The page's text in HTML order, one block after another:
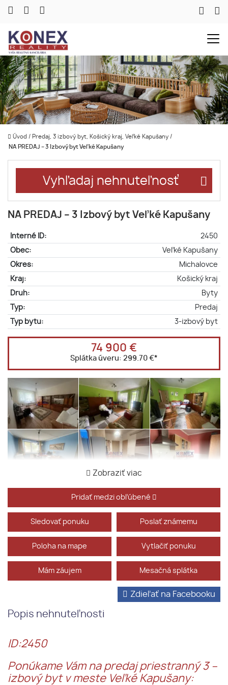
Úvod / Predaj, 3 izbový byt, Košický kraj, Veľké Kapušany /
NA PREDAJ – 3 Izbový byt Veľké Kapušany
Vyhľadaj nehnuteľnosť
NA PREDAJ – 3 Izbový byt Veľké Kapušany
Interné ID:
2450
Obec:
Veľké Kapušany
Okres:
Michalovce
Kraj:
Košický kraj
Druh:
Byty
Typ:
Predaj
Typ bytu:
3-izbový byt
74 900 €
Splátka úveru: 299.70 €*
Zobraziť viac
Pridať medzi obľúbené
Sledovať ponuku Poslať známemu
Poloha na mape Vytlačiť ponuku
Mám záujem Mesačná splátka
Popis nehnuteľnosti
Zdieľať na Facebooku
ID:2450
Ponúkame Vám na predaj priestranný 3 –
izbový byt v meste Veľké Kapušany: